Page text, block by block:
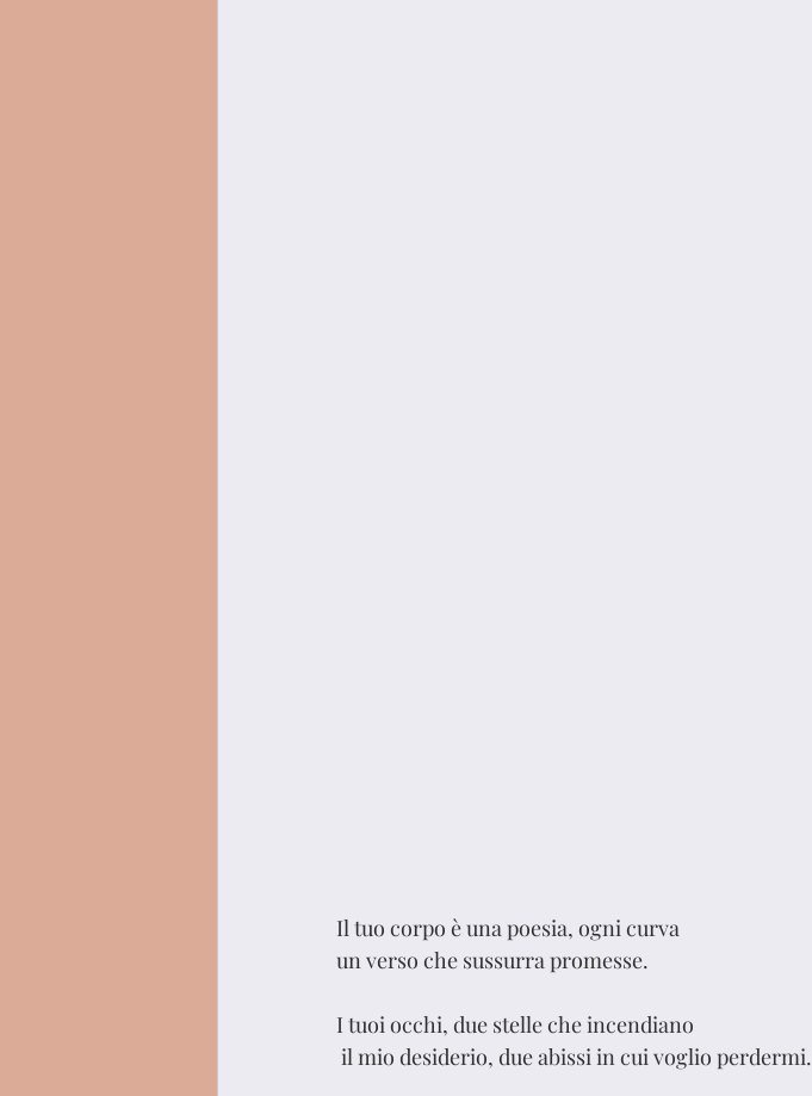
Il tuo corpo è una poesia, ogni curva
un verso che sussurra promesse.
I tuoi occhi, due stelle che incendiano
il mio desiderio, due abissi in cui voglio perdermi.